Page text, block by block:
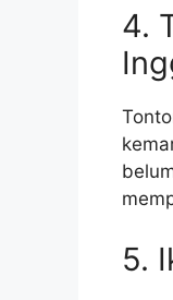
4.
5.